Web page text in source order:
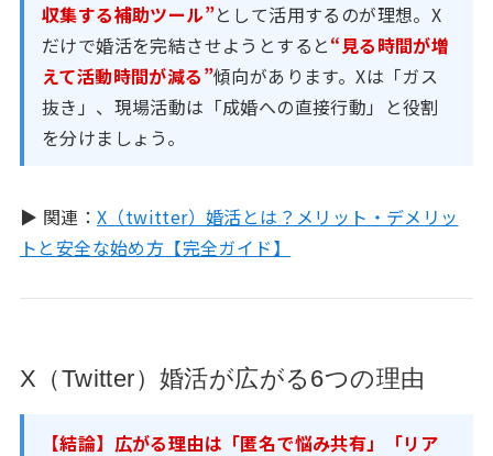
収集する補助ツール”として活用するのが理想。X
だけで婚活を完結させようとすると“見る時間が増
えて活動時間が減る”傾向があります。Xは「ガス
抜き」、現場活動は「成婚への直接行動」と役割
を分けましょう。
▶ 関連： X（twitter）婚活とは？メリット・デメリッ
トと安全な始め方【完全ガイド】
X（Twitter）婚活が広がる6つの理由
【結論】広がる理由は「匿名で悩み共有」「リア